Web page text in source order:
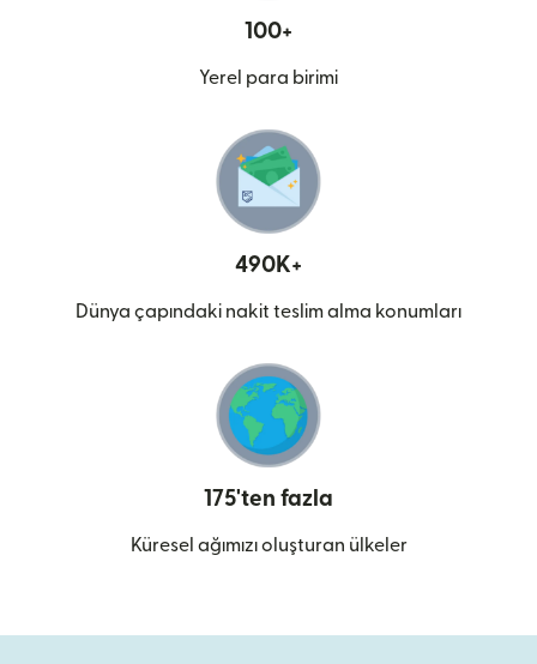
100+
Yerel para birimi
490K+
Dünya çapındaki nakit teslim alma konumları
175'ten fazla
Küresel ağımızı oluşturan ülkeler